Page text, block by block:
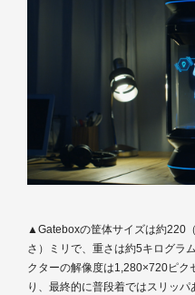
▲Gateboxの筐体サイズは約220
さ）ミリで、重さは約5キログラ
クターの解像度は1,280×720ピク
り、最終的に普段着ではスリッ